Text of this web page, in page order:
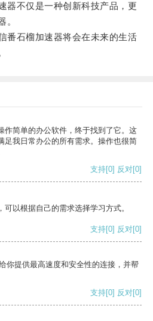
不仅是一种创新科技产品，更
。
石榴加速器将会在未来的生活
作简单的办公软件，终于找到了它。这
足我日常办公的所有需求。操作也很简
支持[0] 反对[0]
以根据自己的需求选择学习方式。
支持[0] 反对[0]
你提供最高速度和安全性的连接，并帮
支持[0] 反对[0]